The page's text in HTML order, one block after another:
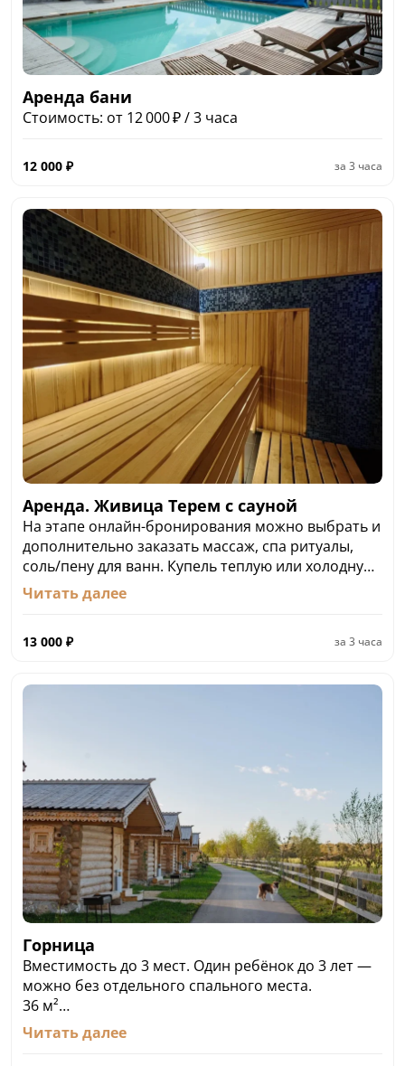
Аренда бани
Стоимость: от 12 000 ₽ / 3 часа
12 000 ₽ за 3 часа
Аренда. Живица Терем с сауной
На этапе онлайн-бронирования можно выбрать и
дополнительно заказать массаж, спа ритуалы,
соль/пену для ванн. Купель теплую или холодную,
с запаренными вениками или без них.
Стоимость: от 13 000 ₽ / сутки
Читать далее
13 000 ₽ за 3 часа
Горница
Вместимость до 3 мест. Один ребёнок до 3 лет —
можно без отдельного спального места.
36 м²
1 комн.
• Можно с питомцами
Читать далее